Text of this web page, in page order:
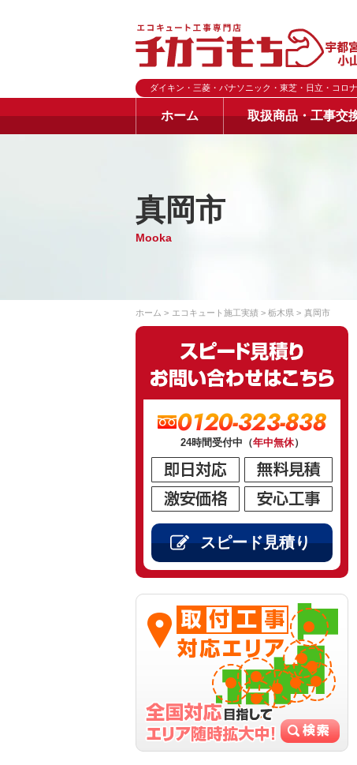
ダイキン・三菱・パナソニック・東芝・日立・コロナ
ホーム 取扱商品・工事交
真岡市
Mooka
ホーム エコキュート施工実績 栃木県 真岡市
0120-323-838
24時間受付中（年中無休）
スピード見積り